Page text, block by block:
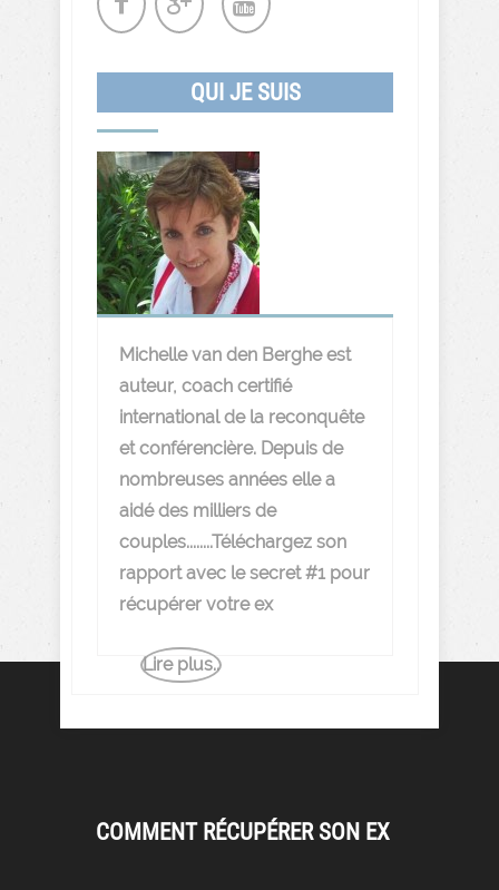
QUI JE SUIS
Michelle van den Berghe est
auteur, coach certifié
international de la reconquête
et conférencière. Depuis de
nombreuses années elle a
aidé des milliers de
couples........Téléchargez son
rapport avec le secret #1 pour
récupérer votre ex
Lire plus..
COMMENT RÉCUPÉRER SON EX